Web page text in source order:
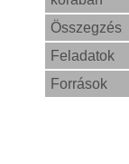
Összegzés
Feladatok
Források